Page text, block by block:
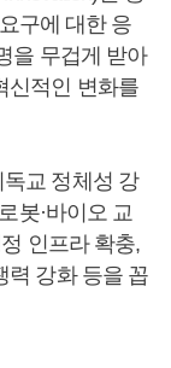
구에 대한 응
을 무겁게 받아
신적인 변화를
교 정체성 강
봇·바이오 교
인프라 확충,
력 강화 등을 꼽